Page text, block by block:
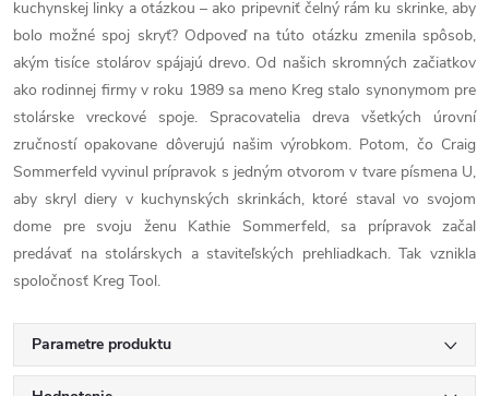
kuchynskej linky a otázkou – ako pripevniť čelný rám ku skrinke, aby
bolo možné spoj skryť? Odpoveď na túto otázku zmenila spôsob,
akým tisíce stolárov spájajú drevo. Od našich skromných začiatkov
ako rodinnej firmy v roku 1989 sa meno Kreg stalo synonymom pre
stolárske vreckové spoje. Spracovatelia dreva všetkých úrovní
zručností opakovane dôverujú našim výrobkom. Potom, čo Craig
Sommerfeld vyvinul prípravok s jedným otvorom v tvare písmena U,
aby skryl diery v kuchynských skrinkách, ktoré staval vo svojom
dome pre svoju ženu Kathie Sommerfeld, sa prípravok začal
predávať na stolárskych a staviteľských prehliadkach. Tak vznikla
spoločnosť Kreg Tool.
Parametre produktu